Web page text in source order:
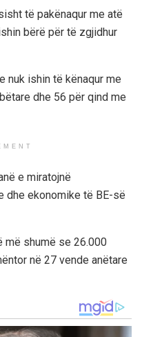
të pakënaqur me atë
bërë për të zgjidhur
nuk ishin të kënaqur me
dhe 56 për qind me
e miratojnë
dhe ekonomike të BE-së
më shumë se 26.000
në 27 vende anëtare